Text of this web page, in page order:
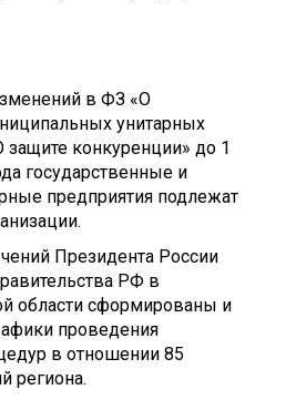
в ФЗ «О
унитарных
защите конкуренции» до 1
государственные и
предприятия подлежат
Президента России
РФ в
области сформированы и
проведения
в отношении 85
региона.